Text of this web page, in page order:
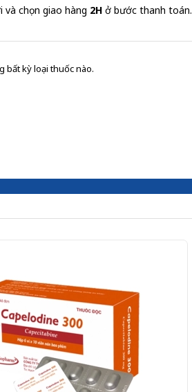
Gửi đơn thuốc
và chọn giao hàng 2H ở bước thanh toán.
bất kỳ loại thuốc nào.